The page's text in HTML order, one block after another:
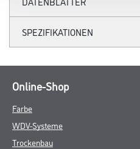
SPEZIFIKATIONEN
Online-Shop
Farbe
WDV-Systeme
Trockenbau